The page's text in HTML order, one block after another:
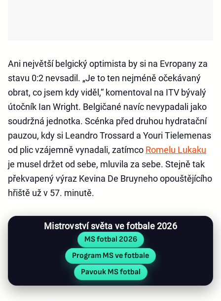
Ani největší belgický optimista by si na Evropany za
stavu 0:2 nevsadil. „Je to ten nejméně očekávaný
obrat, co jsem kdy viděl,“ komentoval na ITV bývalý
útočník Ian Wright. Belgičané navíc nevypadali jako
soudržná jednotka. Scénka před druhou hydratační
pauzou, kdy si Leandro Trossard a Youri Tielemenas
od plic vzájemně vynadali, zatímco Romelu Lukaku
je musel držet od sebe, mluvila za sebe. Stejně tak
překvapený výraz Kevina De Bruyneho opouštějícího
hřiště už v 57. minutě.
Mistrovství světa ve fotbale 2026
MS fotbal 2026
Program MS ve fotbale
Pavouk MS fotbal